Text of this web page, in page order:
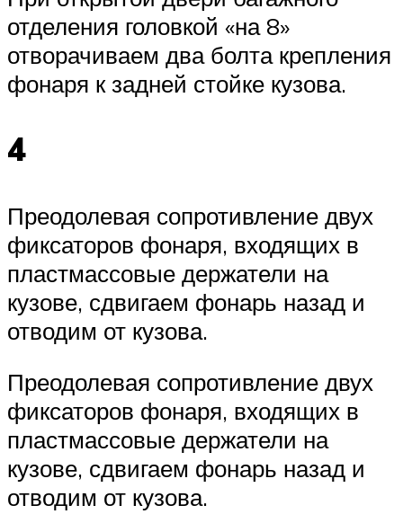
отделения головкой «на 8»
отворачиваем два болта крепления
фонаря к задней стойке кузова.
4
Преодолевая сопротивление двух
фиксаторов фонаря, входящих в
пластмассовые держатели на
кузове, сдвигаем фонарь назад и
отводим от кузова.
Преодолевая сопротивление двух
фиксаторов фонаря, входящих в
пластмассовые держатели на
кузове, сдвигаем фонарь назад и
отводим от кузова.